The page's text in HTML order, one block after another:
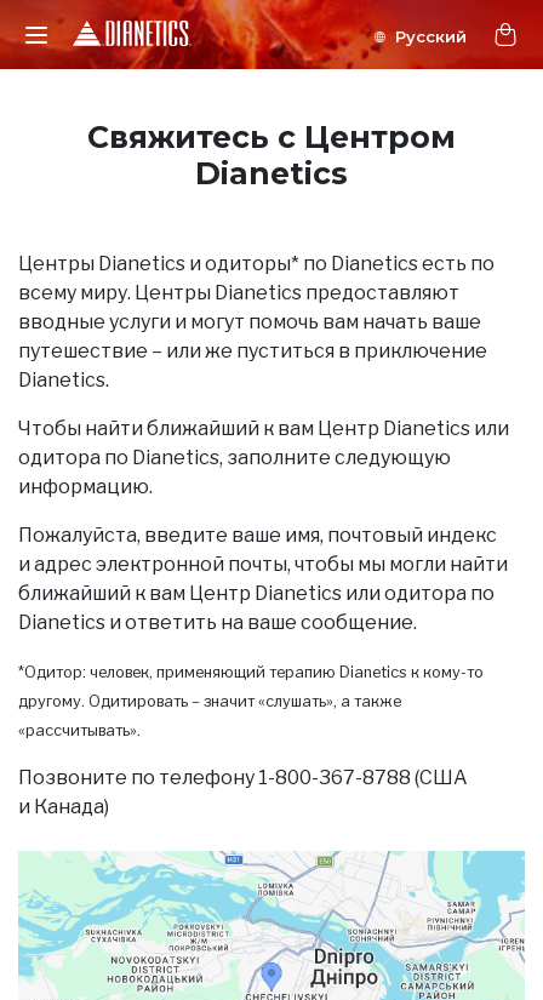
Свяжитесь с Центром
Dianetics
Центры Dianetics и одиторы* по Dianetics есть по
всему миру. Центры Dianetics предоставляют
вводные услуги и могут помочь вам начать ваше
путешествие – или же пуститься в приключение
Dianetics.
Чтобы найти ближайший к вам Центр Dianetics или
одитора по Dianetics, заполните следующую
информацию.
Пожалуйста, введите ваше имя, почтовый индекс
и адрес электронной почты, чтобы мы могли найти
ближайший к вам Центр Dianetics или одитора по
Dianetics и ответить на ваше сообщение.
*Одитор: человек, применяющий терапию Dianetics к кому-то
другому. Одитировать – значит «слушать», а также
«рассчитывать».
Позвоните по телефону 1-800-367-8788 (США
и Канада)